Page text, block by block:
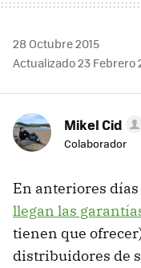
28 Octubre 2015
Actualizado 23 Febrero
Mikel Cid
Colaborador
En anteriores
llegan las
tienen que
distribuidores de